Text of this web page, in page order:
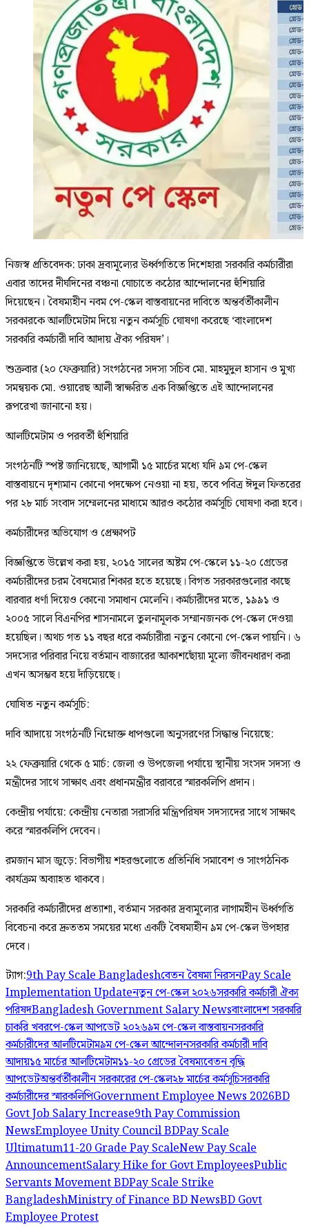
নিজস্ব প্রতিবেদক: ঢাকা দ্রব্যমূল্যের ঊর্ধ্বগতিতে দিশেহারা সরকারি কর্মচারীরা
এবার তাদের দীর্ঘদিনের বঞ্চনা ঘোচাতে কঠোর আন্দোলনের হুঁশিয়ারি
দিয়েছেন। বৈষম্যহীন নবম পে-স্কেল বাস্তবায়নের দাবিতে অন্তর্বর্তীকালীন
সরকারকে আলটিমেটাম দিয়ে নতুন কর্মসূচি ঘোষণা করেছে ‘বাংলাদেশ
সরকারি কর্মচারী দাবি আদায় ঐক্য পরিষদ’।
​শুক্রবার (২০ ফেব্রুয়ারি) সংগঠনের সদস্য সচিব মো. মাহমুদুল হাসান ও মুখ্য
সমন্বয়ক মো. ওয়ারেছ আলী স্বাক্ষরিত এক বিজ্ঞপ্তিতে এই আন্দোলনের
রূপরেখা জানানো হয়।
​আলটিমেটাম ও পরবর্তী হুঁশিয়ারি
​সংগঠনটি স্পষ্ট জানিয়েছে, আগামী ১৫ মার্চের মধ্যে যদি ৯ম পে-স্কেল
বাস্তবায়নে দৃশ্যমান কোনো পদক্ষেপ নেওয়া না হয়, তবে পবিত্র ঈদুল ফিতরের
পর ২৮ মার্চ সংবাদ সম্মেলনের মাধ্যমে আরও কঠোর কর্মসূচি ঘোষণা করা হবে।
​কর্মচারীদের অভিযোগ ও প্রেক্ষাপট
​বিজ্ঞপ্তিতে উল্লেখ করা হয়, ২০১৫ সালের অষ্টম পে-স্কেলে ১১-২০ গ্রেডের
কর্মচারীদের চরম বৈষম্যের শিকার হতে হয়েছে। বিগত সরকারগুলোর কাছে
বারবার ধর্ণা দিয়েও কোনো সমাধান মেলেনি। কর্মচারীদের মতে, ১৯৯১ ও
২০০৫ সালে বিএনপির শাসনামলে তুলনামূলক সম্মানজনক পে-স্কেল দেওয়া
হয়েছিল। অথচ গত ১১ বছর ধরে কর্মচারীরা নতুন কোনো পে-স্কেল পায়নি। ৬
সদস্যের পরিবার নিয়ে বর্তমান বাজারের আকাশছোঁয়া মূল্যে জীবনধারণ করা
এখন অসম্ভব হয়ে দাঁড়িয়েছে।
​ঘোষিত নতুন কর্মসূচি:
​দাবি আদায়ে সংগঠনটি নিম্নোক্ত ধাপগুলো অনুসরণের সিদ্ধান্ত নিয়েছে:
​২২ ফেব্রুয়ারি থেকে ৫ মার্চ: জেলা ও উপজেলা পর্যায়ে স্থানীয় সংসদ সদস্য ও
মন্ত্রীদের সাথে সাক্ষাৎ এবং প্রধানমন্ত্রীর বরাবরে স্মারকলিপি প্রদান।
​কেন্দ্রীয় পর্যায়ে: কেন্দ্রীয় নেতারা সরাসরি মন্ত্রিপরিষদ সদস্যদের সাথে সাক্ষাৎ
করে স্মারকলিপি দেবেন।
​রমজান মাস জুড়ে: বিভাগীয় শহরগুলোতে প্রতিনিধি সমাবেশ ও সাংগঠনিক
কার্যক্রম অব্যাহত থাকবে।
​সরকারি কর্মচারীদের প্রত্যাশা, বর্তমান সরকার দ্রব্যমূল্যের লাগামহীন ঊর্ধ্বগতি
বিবেচনা করে দ্রুততম সময়ের মধ্যে একটি বৈষম্যহীন ৯ম পে-স্কেল উপহার
দেবে।
ট্যাগ:9th Pay Scale Bangladeshবেতন বৈষম্য নিরসনPay Scale
Implementation Updateনতুন পে-স্কেল ২০২৬সরকারি কর্মচারী ঐক্য
পরিষদBangladesh Government Salary Newsবাংলাদেশ সরকারি
চাকরি খবরপে-স্কেল আপডেট ২০২৬৯ম পে-স্কেল বাস্তবায়নসরকারি
কর্মচারীদের আলটিমেটাম৯ম পে-স্কেল আন্দোলনসরকারি কর্মচারী দাবি
আদায়১৫ মার্চের আলটিমেটাম১১-২০ গ্রেডের বৈষম্যবেতন বৃদ্ধি
আপডেটঅন্তর্বর্তীকালীন সরকারের পে-স্কেল২৮ মার্চের কর্মসূচিসরকারি
কর্মচারীদের স্মারকলিপিGovernment Employee News 2026BD
Govt Job Salary Increase9th Pay Commission
NewsEmployee Unity Council BDPay Scale
Ultimatum11-20 Grade Pay ScaleNew Pay Scale
AnnouncementSalary Hike for Govt EmployeesPublic
Servants Movement BDPay Scale Strike
BangladeshMinistry of Finance BD NewsBD Govt
Employee Protest